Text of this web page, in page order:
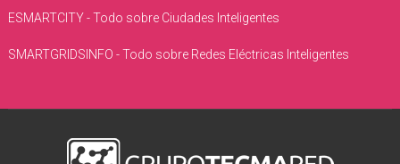
ESMARTCITY - Todo sobre Ciudades Inteligentes
SMARTGRIDSINFO - Todo sobre Redes Eléctricas Inteligentes